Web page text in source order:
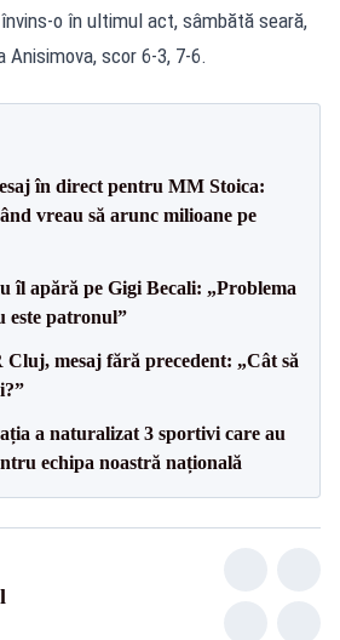
o în ultimul act, sâmbătă seară,
Anisimova, scor 6-3, 7-6.
în direct pentru MM Stoica:
vreau să arunc milioane pe
îl apără pe Gigi Becali: „Problema
este patronul”
mesaj fără precedent: „Cât să
a naturalizat 3 sportivi care au
echipa noastră națională